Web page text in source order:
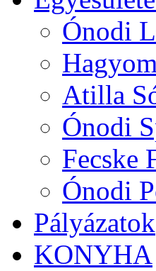
Ónodi
Atilla
Ónodi
Fecske
Ónodi
Pályázatok
KONYHA